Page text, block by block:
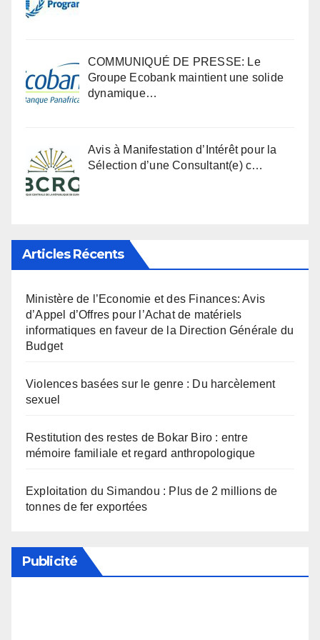
COMMUNIQUÉ DE PRESSE: Le
Groupe Ecobank maintient une solide
dynamique…
Avis à Manifestation d’Intérêt pour la
Sélection d’une Consultant(e) c…
Articles Récents
Ministère de l’Economie et des Finances: Avis
d’Appel d’Offres pour l’Achat de matériels
informatiques en faveur de la Direction Générale du
Budget
Violences basées sur le genre : Du harcèlement
sexuel
Restitution des restes de Bokar Biro : entre
mémoire familiale et regard anthropologique
Exploitation du Simandou : Plus de 2 millions de
tonnes de fer exportées
Publicité